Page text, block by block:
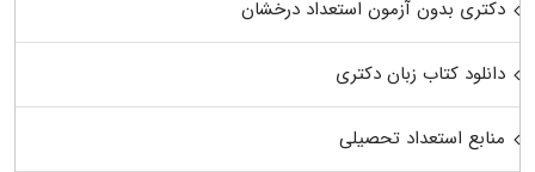
دکتری بدون آزمون استعداد درخشان
دانلود کتاب زبان دکتری
منابع استعداد تحصیلی